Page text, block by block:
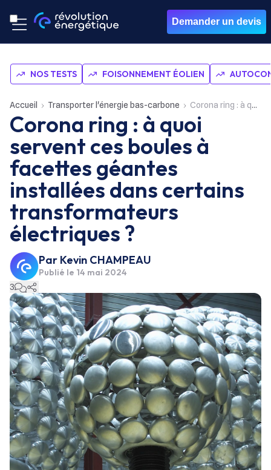
Demander un devis
NOS TESTS FOISONNEMENT ÉOLIEN
Accueil Transporter l'énergie bas-carbone Corona ring : à quoi servent ces boules à facettes géantes installées dans certains transformateurs électriques ?
Corona ring : à quoi
servent ces boules à
facettes géantes
installées dans certains
transformateurs
électriques ?
Par Kevin CHAMPEAU
Publié le 14 mai 2024
3